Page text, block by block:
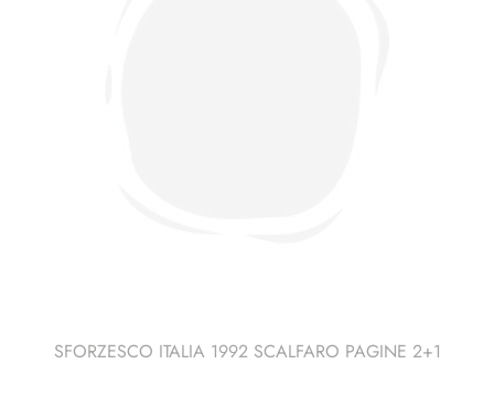
SFORZESCO ITALIA 1992 SCALFARO PAGINE 2+1